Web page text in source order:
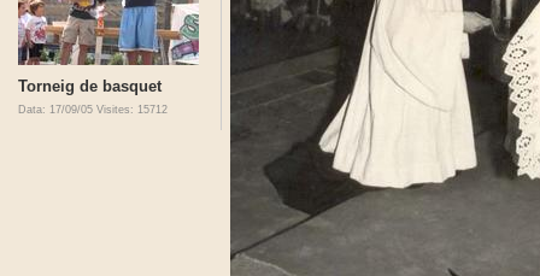
Torneig de basquet
Data: 17/09/05 Visites: 15712